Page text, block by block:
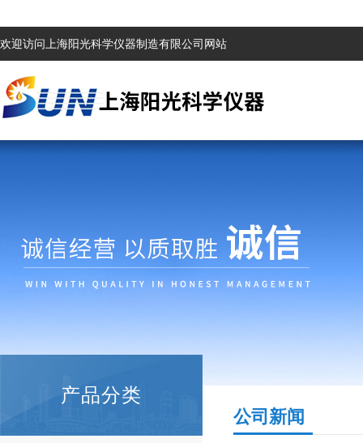
欢迎访问上海阳光科学仪器制造有限公司网站
产品分类
公司新闻